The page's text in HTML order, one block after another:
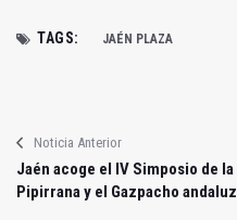
TAGS: JAÉN PLAZA
Noticia Anterior
Jaén acoge el IV Simposio de la
Pipirrana y el Gazpacho andaluz